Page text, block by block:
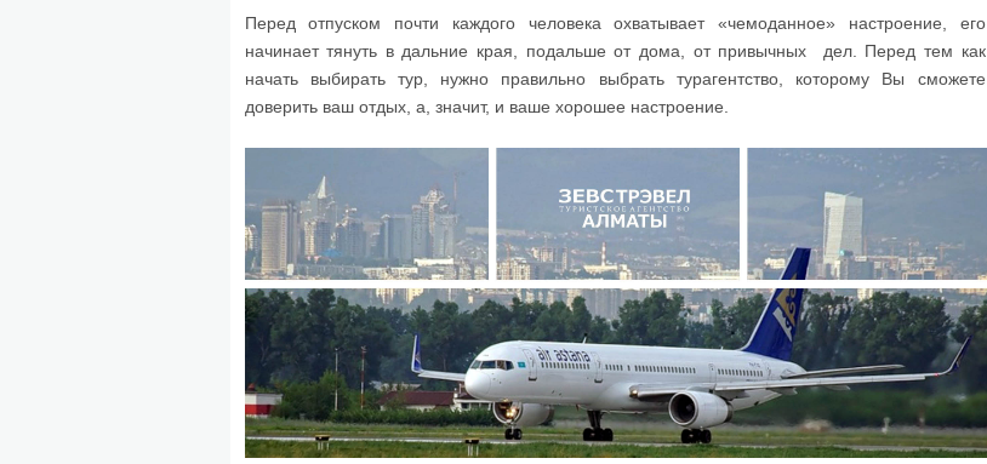
Перед отпуском почти каждого человека охватывает «чемоданное» настроение, его
начинает тянуть в дальние края, подальше от дома, от привычных дел. Перед тем как
начать выбирать тур, нужно правильно выбрать турагентство, которому Вы сможете
доверить ваш отдых, а, значит, и ваше хорошее настроение.